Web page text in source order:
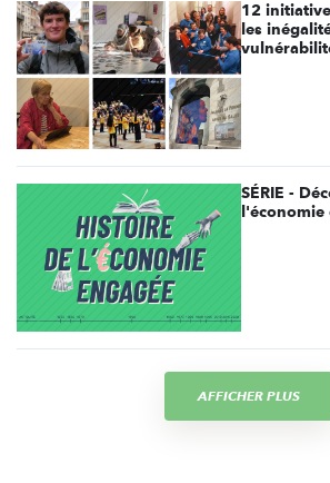
12
les
SÉRIE -
l'économie
AFFICHER PLUS